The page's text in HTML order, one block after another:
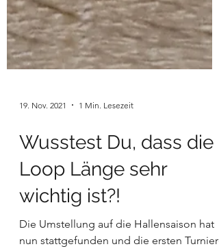
19. Nov. 2021 1 Min. Lesezeit
Wusstest Du, dass die
Loop Länge sehr
wichtig ist?!